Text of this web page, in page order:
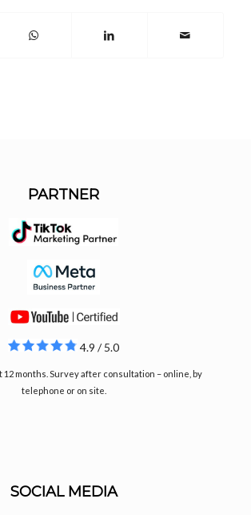
PARTNER
4.9 / 5.0
12 months. Survey after consultation – online, by
telephone or on site.
SOCIAL MEDIA